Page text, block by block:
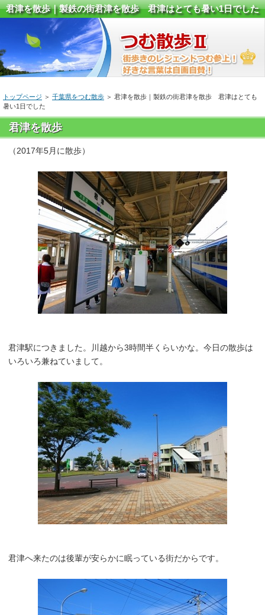
君津を散歩｜製鉄の街君津を散歩 君津はとても暑い1日でした
トップページ ＞ 千葉県をつむ散歩 ＞ 君津を散歩｜製鉄の街君津を散歩 君津はとても
暑い1日でした
君津を散歩
（2017年5月に散歩）
君津駅につきました。川越から3時間半くらいかな。今日の散歩は
いろいろ兼ねていまして。
君津へ来たのは後輩が安らかに眠っている街だからです。